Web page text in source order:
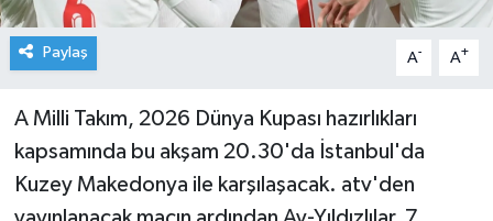
Paylaş A- A+
A Milli Takım, 2026 Dünya Kupası hazırlıkları
kapsamında bu akşam 20.30'da İstanbul'da
Kuzey Makedonya ile karşılaşacak. atv'den